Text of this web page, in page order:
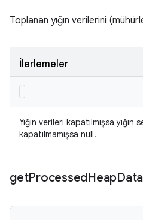
Toplanan yığın verilerini
İlerlemeler
Yığın verileri kapatılmışsa
kapatılmamışsa null.
getProcessedHeapData